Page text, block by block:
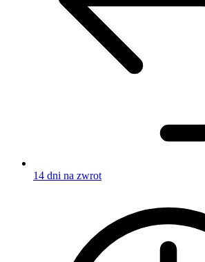
14 dni na zwrot